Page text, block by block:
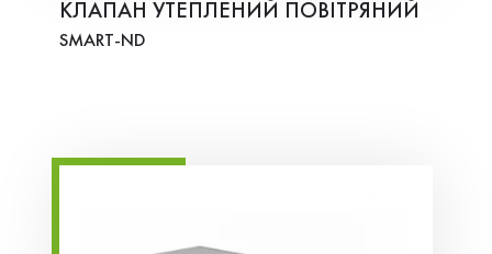
КЛАПАН УТЕПЛЕНИЙ ПОВІТРЯНИЙ
SMART-ND